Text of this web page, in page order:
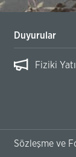
Duyurular
Fiziki
Sözleşme ve